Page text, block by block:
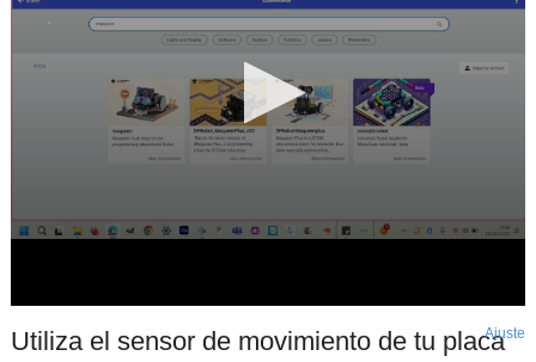
Utiliza el sensor de movimiento de tu placaAjuste